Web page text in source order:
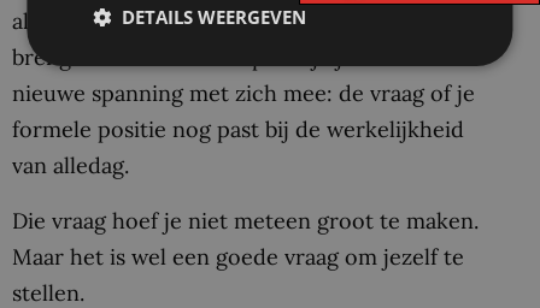
alleen positief of vanzelfsprekend. Soms
brengt een succesvolle praktijk juist een
nieuwe spanning met zich mee: de vraag of je
formele positie nog past bij de werkelijkheid
van alledag.
Die vraag hoef je niet meteen groot te maken.
Maar het is wel een goede vraag om jezelf te
stellen.
DETAILS WEERGEVEN